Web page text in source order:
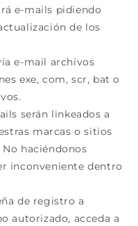
e-mails pidiendo
de los
e-mail archivos
exe, com, scr, bat o
serán linkeados a
marcas o sitios
haciéndonos
inconveniente dentro
de registro a
autorizado, acceda a